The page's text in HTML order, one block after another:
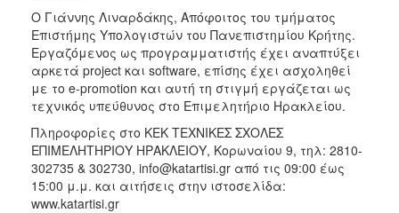
Ο Γιάννης Λιναρδάκης, Απόφοιτος του τμήματος
Επιστήμης Υπολογιστών του Πανεπιστημίου Κρήτης.
Εργαζόμενος ως προγραμματιστής έχει αναπτύξει
αρκετά project και software, επίσης έχει ασχοληθεί
με το e-promotion και αυτή τη στιγμή εργάζεται ως
τεχνικός υπεύθυνος στο Επιμελητήριο Ηρακλείου.
Πληροφορίες στο ΚΕΚ ΤΕΧΝΙΚΕΣ ΣΧΟΛΕΣ
ΕΠΙΜΕΛΗΤΗΡΙΟΥ ΗΡΑΚΛΕΙΟΥ, Κορωναίου 9, τηλ: 2810-
302735 & 302730, info@katartisi.gr από τις 09:00 έως
15:00 μ.μ. και αιτήσεις στην ιστοσελίδα:
www.katartisi.gr